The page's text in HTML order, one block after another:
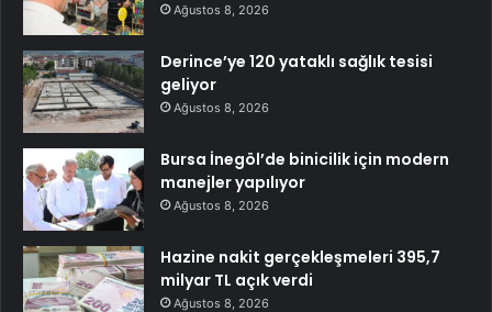
Ağustos 8, 2026
Derince’ye 120 yataklı sağlık tesisi
geliyor
Ağustos 8, 2026
Bursa İnegöl’de binicilik için modern
manejler yapılıyor
Ağustos 8, 2026
Hazine nakit gerçekleşmeleri 395,7
milyar TL açık verdi
Ağustos 8, 2026